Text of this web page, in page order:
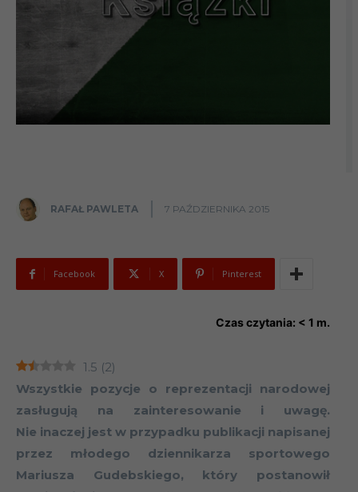
RAFAŁ PAWLETA 7 PAŹDZIERNIKA 2015
Facebook X Pinterest
Czas czytania: < 1 m.
1.5 (2)
Wszystkie pozycje o reprezentacji narodowej
zasługują na zainteresowanie i uwagę.
Nie inaczej jest w przypadku publikacji napisanej
przez młodego dziennikarza sportowego
Mariusza Gudebskiego, który postanowił